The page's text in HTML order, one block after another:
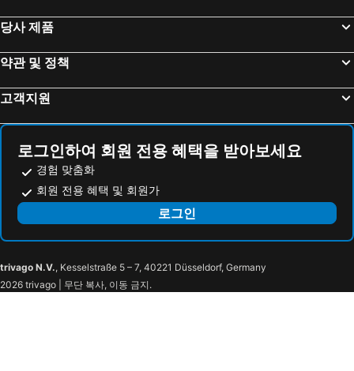
InterContinental Yokohama Grand by IHG
Keio Presso Inn Gotanda
토요코 인 도쿄 시나가와 코난-구치 텐노즈 아일
Hotel Associa Shin-Yokohama
토요코인 신요코하마 에키마에 신칸
토요코인 신요코하마 에키마에 혼칸
Super Hotel Shinyokohama
Best Western Hotel Fino Shin-Yokohama
Shin-Yokohama SK
신 요코하마 코쿠사이 호텔
R&B 호텔 신요코하마 에키마에
HOTEL LiVEMAX Shinyokohama
Hotel Platanus Shin Yokohama
Shinyokohama Station
Hatchōbori Metro Station
Kinshicho Station
Fuji-Q Highland
Kawaguchi Lake
Nakameguro Station
Shiodome Station
Akasaka Mitsuke Station
Ota
Kamikochi
Pacifico Yokohama
Kohoku
당사 제품
약관 및 정책
고객지원
로그인하여 회원 전용 혜택을 받아보세요
경험 맞춤화
회원 전용 혜택 및 회원가
로그인
trivago N.V., Kesselstraße 5 – 7, 40221 Düsseldorf, Germany
2026 trivago | 무단 복사, 이동 금지.